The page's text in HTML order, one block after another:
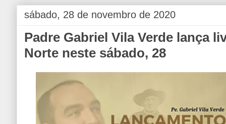
sábado, 28 de novembro de 2020
Padre Gabriel Vila Verde lança
Norte neste sábado, 28